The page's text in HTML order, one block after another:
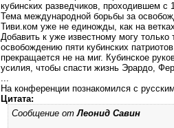
кубинских разведчиков, проходившем с
Тема международной борьбы за
Тиви.ком уже не единожды, как на
Добавить к уже известному могу
освобождению пяти кубинских
прекращается не на миг. Кубинское
усилия, чтобы спасти жизнь Эрардо,
...
На конференции познакомился с
Цитата:
Сообщение отЛеонид Савин